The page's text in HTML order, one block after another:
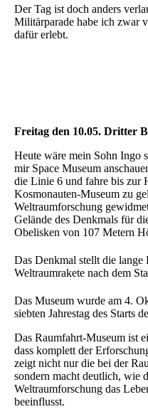
Der Tag ist doch anders
Militärparade habe ich zwar
dafür erlebt.
Freitag den 10.05. Dritter
Heute wäre mein Sohn Ingo
mir Space Museum
die Linie 6 und fahre bis zur
Kosmonauten-Museum zu
Weltraumforschung
Gelände des Denkmals für
Obelisken von 107 Metern
Das Denkmal stellt die lange
Weltraumrakete nach dem
Das Museum wurde am 4.
siebten Jahrestag des Starts
Das Raumfahrt-Museum ist
dass komplett der
zeigt nicht nur die bei der
sondern macht deutlich, wie
Weltraumforschung das
beeinflusst.